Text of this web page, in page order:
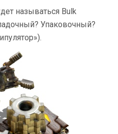
называться Bulk
Упаковочный?